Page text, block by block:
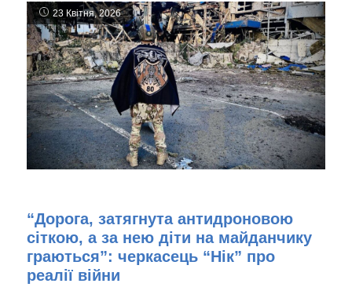
23 Квітня, 2026
“Дорога, затягнута антидроновою
сіткою, а за нею діти на майданчику
граються”: черкасець “Нік” про
реалії війни